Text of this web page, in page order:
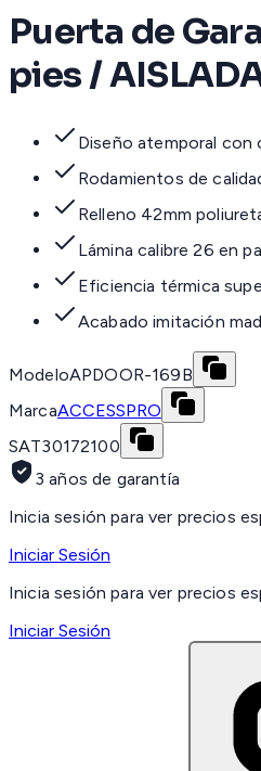
Puerta de
pies /
Diseño atemporal
Rodamientos de
Relleno 42mm
Lámina calibre 26 en
Eficiencia térmica
Acabado imitación
ModeloAPDOOR-169B
MarcaACCESSPRO
SAT30172100
3 años de garantía
Inicia sesión para ver precios
Iniciar Sesión
Inicia sesión para ver precios
Iniciar Sesión